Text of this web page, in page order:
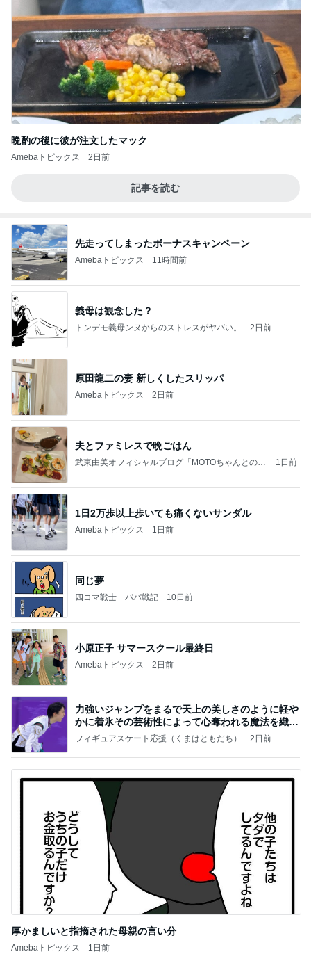
晩酌の後に彼が注文したマック
Amebaトピックス 2日前
記事を読む
先走ってしまったボーナスキャンペーン
Amebaトピックス 11時間前
義母は観念した？
トンデモ義母ンヌからのストレスがヤバい。 2日前
原田龍二の妻 新しくしたスリッパ
Amebaトピックス 2日前
夫とファミレスで晩ごはん
武東由美オフィシャルブログ「MOTOちゃんとのは
1日前
1日2万歩以上歩いても痛くないサンダル
Amebaトピックス 1日前
同じ夢
四コマ戦士 パパ戦記 10日前
小原正子 サマースクール最終日
Amebaトピックス 2日前
力強いジャンプをまるで天上の美しさのように軽や
かに着氷その芸術性によって心奪われる魔法を織り
なす
フィギュアスケート応援（くまはともだち） 2日前
厚かましいと指摘された母親の言い分
Amebaトピックス 1日前